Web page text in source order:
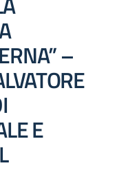
–
E